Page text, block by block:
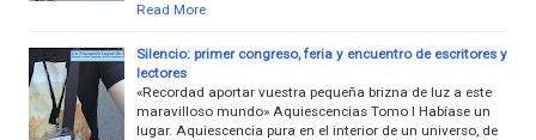
Read More
Silencio: primer congreso, feria y encuentro de escritores y
lectores
«Recordad aportar vuestra pequeña brizna de luz a este
maravilloso mundo» Aquiescencias Tomo I Habíase un
lugar. Aquiescencia pura en el interior de un universo, de